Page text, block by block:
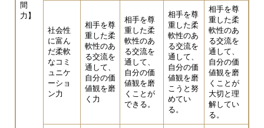
間
力】
社会性
に富ん
だ柔軟
なコミ
ュニケ
ーショ
ン力
相手を尊
重した柔
軟性のあ
る交流を
通して、
自分の価
値観を磨
く力
相手を尊
重した柔
軟性のあ
る交流を
通して、
自分の価
値観を磨
くことが
できる。
相手を尊
重した柔
軟性のあ
る交流を
通して、
自分の価
値観を磨
こうと努
めてい
る。
相手を尊
重した柔
軟性のあ
る交流を
通して、
自分の価
値観を磨
くことが
大切と理
解してい
る。